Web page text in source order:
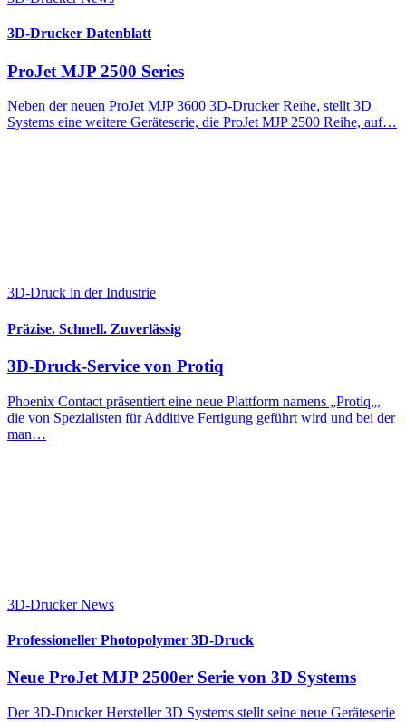
3D-Drucker Datenblatt
ProJet MJP 2500 Series
Neben der neuen ProJet MJP 3600 3D-Drucker Reihe, stellt 3D
Systems eine weitere Geräteserie, die ProJet MJP 2500 Reihe, auf…
3D-Druck in der Industrie
Präzise. Schnell. Zuverlässig
3D-Druck-Service von Protiq
Phoenix Contact präsentiert eine neue Plattform namens „Protiq„,
die von Spezialisten für Additive Fertigung geführt wird und bei der
man…
3D-Drucker News
Professioneller Photopolymer 3D-Druck
Neue ProJet MJP 2500er Serie von 3D Systems
Der 3D-Drucker Hersteller 3D Systems stellt seine neue Geräteserie